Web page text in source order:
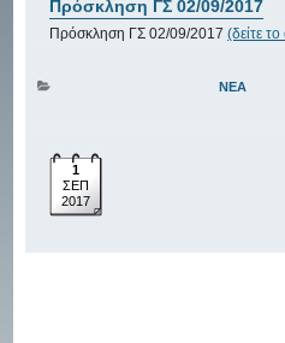
Πρόσκληση ΓΣ 02/09/2017
Πρόσκληση ΓΣ 02/09/2017 (δείτε
ΝΈΑ
1
ΣΕΠ
2017